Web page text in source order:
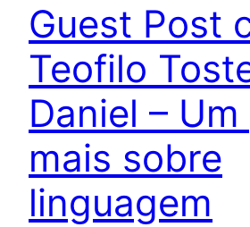
Guest Post
Teofilo
Daniel –
mais sobre
linguagem